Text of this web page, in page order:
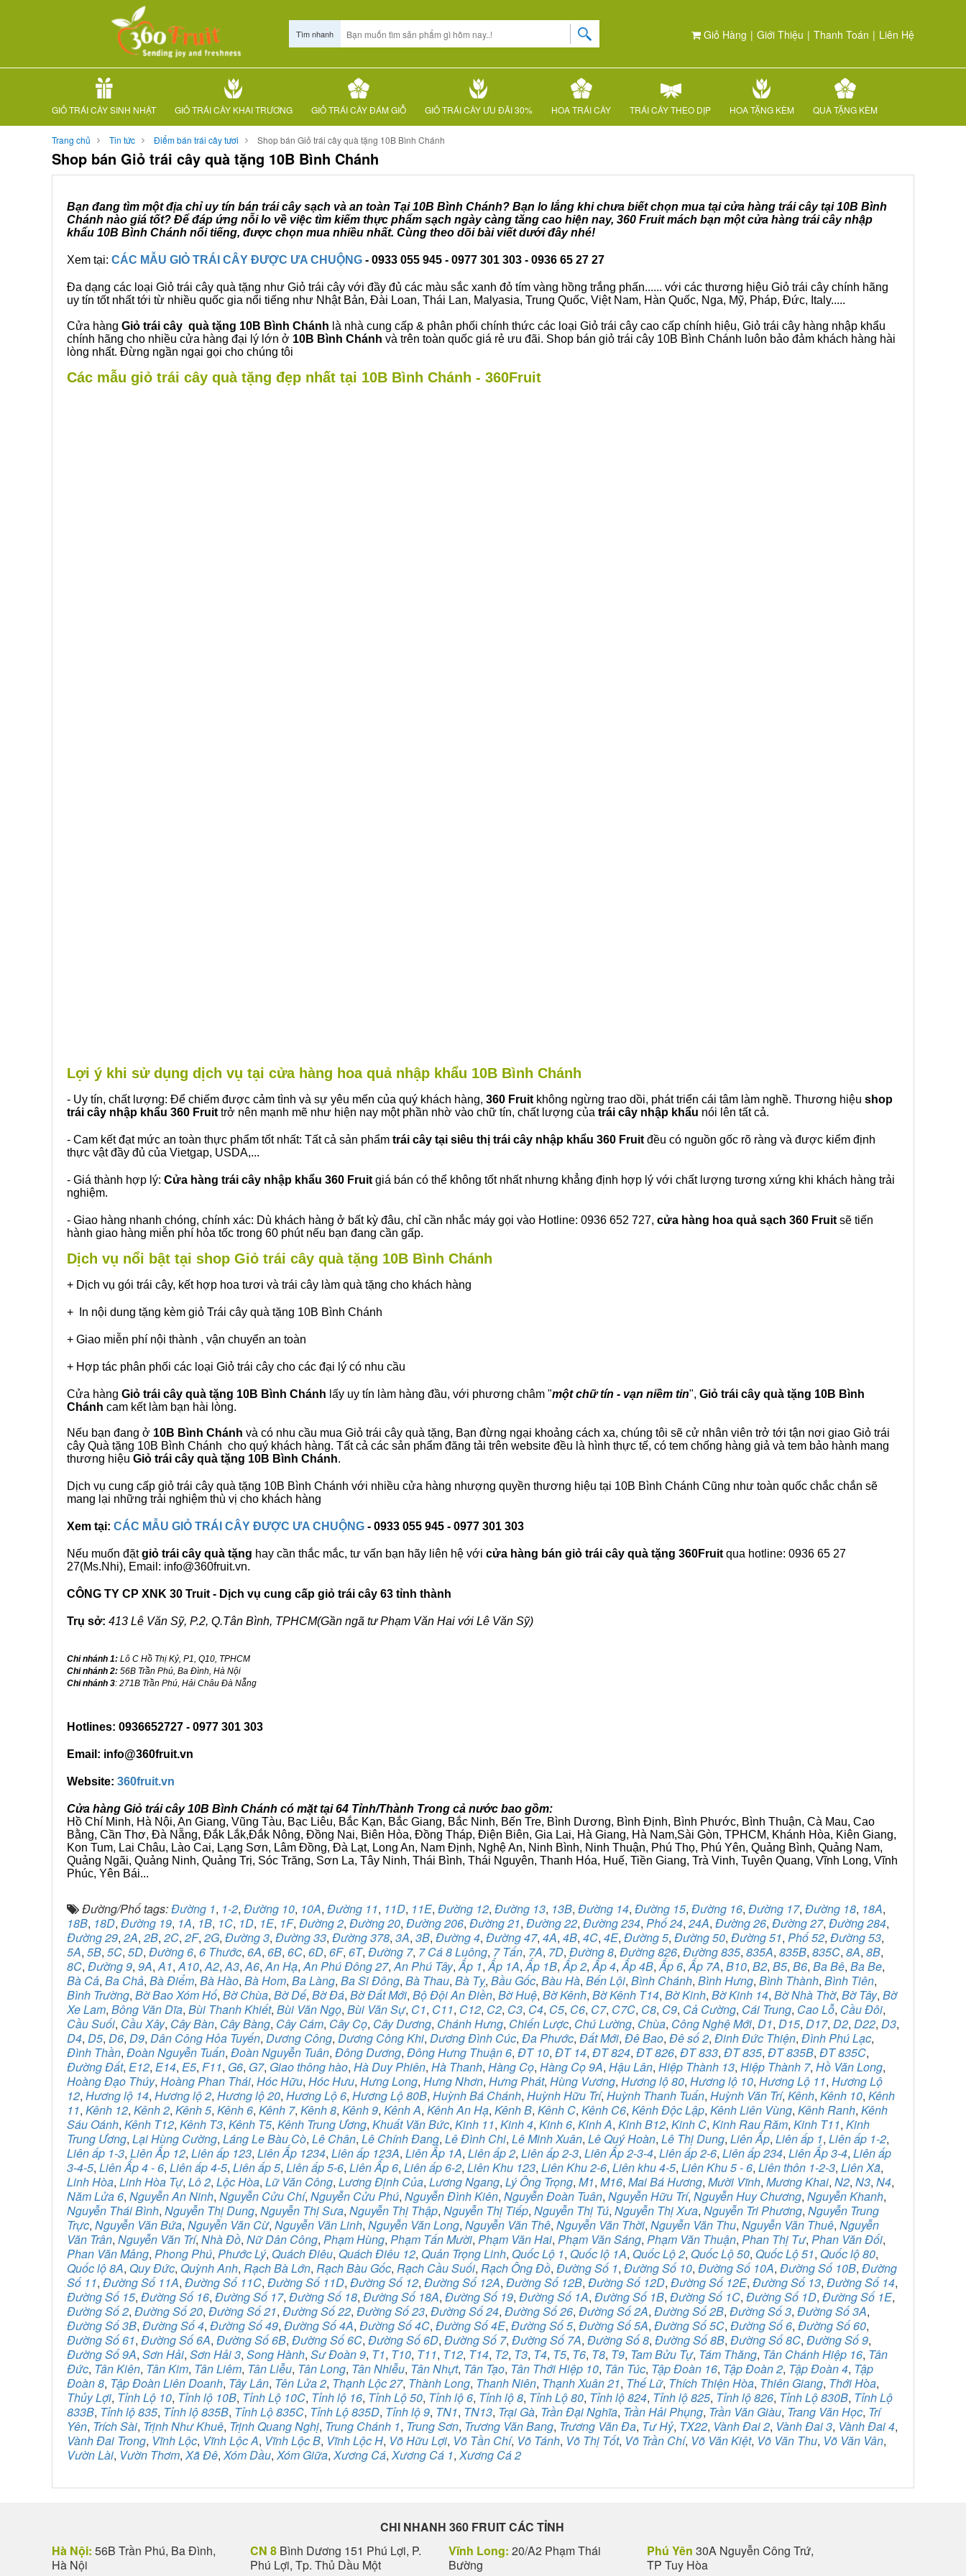
Giỏ Hàng | Giới Thiệu | Thanh Toán | Liên Hệ
Tìm nhanh
GIỎ TRÁI CÂY SINH NHẬT GIỎ TRÁI CÂY KHAI TRƯƠNG GIỎ TRÁI CÂY ĐÁM GIỖ GIỎ TRÁI CÂY ƯU ĐÃI 30% HOA TRÁI CÂY TRÁI CÂY THEO DỊP HOA TẶNG KÈM QUÀ TẶNG KÈM
Trang chủ Tin tức Điểm bán trái cây tươi Shop bán Giỏ trái cây quà tặng 10B Bình Chánh
Shop bán Giỏ trái cây quà tặng 10B Bình Chánh
Bạn đang tìm một địa chỉ uy tín bán trái cây sạch và an toàn Tại 10B Bình Chánh? Bạn lo lắng khi chưa biết chọn mua tại cửa hàng trái cây tại 10B Bình
Chánh nào giá tốt? Để đáp ứng nỗi lo về việc tìm kiếm thực phẩm sạch ngày càng tăng cao hiện nay, 360 Fruit mách bạn một cửa hàng trái cây nhập
khẩu 10B Bình Chánh nổi tiếng, được chọn mua nhiều nhất. Cùng theo dõi bài viết dưới đây nhé!
Xem tại: CÁC MẪU GIỎ TRÁI CÂY ĐƯỢC ƯA CHUỘNG - 0933 055 945 - 0977 301 303 - 0936 65 27 27
Đa dạng các loại Giỏ trái cây quà tặng như Giỏ trái cây với đầy đủ các màu sắc xanh đỏ tím vàng hồng trắng phấn...... với các thương hiệu Giỏ trái cây chính hãng
uy tín tốt nhất tới từ nhiều quốc gia nổi tiếng như Nhật Bản, Đài Loan, Thái Lan, Malyasia, Trung Quốc, Việt Nam, Hàn Quốc, Nga, Mỹ, Pháp, Đức, Italy.....
Cửa hàng Giỏ trái cây quà tặng 10B Bình Chánh là nhà cung cấp & phân phối chính thức các loại Giỏ trái cây cao cấp chính hiệu, Giỏ trái cây hàng nhập khẩu
chính hãng cho nhiều cửa hàng đại lý lớn ở 10B Bình Chánh và trên toàn quốc giá rẻ ưu đãi. Shop bán giỏ trái cây 10B Bình Chánh luôn bảo đảm khách hàng hài
lòng nhất. Đừng ngần ngại gọi cho chúng tôi
Các mẫu giỏ trái cây quà tặng đẹp nhất tại 10B Bình Chánh - 360Fruit
Lợi ý khi sử dụng dịch vụ tại cửa hàng hoa quả nhập khẩu 10B Bình Chánh
- Uy tín, chất lượng: Để chiếm được cảm tình và sự yêu mến của quý khách hàng, 360 Fruit không ngừng trao dồi, phát triển cái tâm làm nghề. Thương hiệu shop
trái cây nhập khẩu 360 Fruit trở nên mạnh mẽ như hiện nay một phần nhờ vào chữ tín, chất lượng của trái cây nhập khẩu nói lên tất cả.
- Cam kết đạt mức an toàn thực phẩm tốt nhất: Tất cả sản phẩm trái cây tại siêu thị trái cây nhập khẩu 360 Fruit đều có nguồn gốc rõ ràng và được kiểm định
thực vật đầy đủ của Vietgap, USDA,...
- Giá thành hợp lý: Cửa hàng trái cây nhập khẩu 360 Fruit giá bán có thể không tốt nhất nhưng khẳng định hợp lý với chất lượng tương xứng khi khách hàng trải
nghiệm.
- Giao hàng nhanh chóng, chính xác: Dù khách hàng ở bất kỳ đâu, chỉ cần nhắc máy gọi vào Hotline: 0936 652 727, cửa hàng hoa quả sạch 360 Fruit sẽ tiến
hành giao hàng miễn phí hỏa tốc trong 60 phút nếu bạn đang cần gấp.
Dịch vụ nổi bật tại shop Giỏ trái cây quà tặng 10B Bình Chánh
+ Dịch vụ gói trái cây, kết hợp hoa tươi và trái cây làm quà tặng cho khách hàng
+ In nội dung tặng kèm giỏ Trái cây quà tặng 10B Bình Chánh
+ Giao miễn phí nội thành , vận chuyển an toàn
+ Hợp tác phân phối các loại Giỏ trái cây cho các đại lý có nhu cầu
Cửa hàng Giỏ trái cây quà tặng 10B Bình Chánh lấy uy tín làm hàng đầu, với phương châm "một chữ tín - vạn niềm tin", Giỏ trái cây quà tặng 10B Bình
Chánh cam kết làm bạn hài lòng.
Nếu bạn đang ở 10B Bình Chánh và có nhu cầu mua Giỏ trái cây quà tặng, Bạn đừng ngại khoảng cách xa, chúng tôi sẽ cử nhân viên trở tới tận nơi giao Giỏ trái
cây Quà tặng 10B Bình Chánh cho quý khách hàng. Tất cả các sản phẩm đăng tải trên website đều là hình thực tế, có tem chống hàng giả và tem bảo hành mang
thương hiệu Giỏ trái cây quà tặng 10B Bình Chánh.
Dịch vụ cung cấp giỏ trái cây quà tặng 10B Bình Chánh với nhiều cửa hàng nhượng quyền thương hiệu tại 10B Bình Chánh Cũng như toàn quốc chắc chắn sẽ
mang lại những trải nghiệm thù vị cho khách hàng
Xem tại: CÁC MẪU GIỎ TRÁI CÂY ĐƯỢC ƯA CHUỘNG - 0933 055 945 - 0977 301 303
Nếu muốn đặtgiỏ trái cây quà tặng hay cần thắc mắc, tư vấn bạn hãy liên hệ với cửa hàng bán giỏ trái cây quà tặng 360Fruit qua hotline: 0936 65 27
27(Ms.Nhi), Email: info@360fruit.vn.
CÔNG TY CP XNK 30 Truit - Dịch vụ cung cấp giỏ trái cây 63 tỉnh thành
Trụ sở: 413 Lê Văn Sỹ, P.2, Q.Tân Bình, TPHCM(Gần ngã tư Phạm Văn Hai với Lê Văn Sỹ)
Chi nhánh 1: Lô C Hồ Thị Kỷ, P1, Q10, TPHCM
Chi nhánh 2: 56B Trần Phú, Ba Đình, Hà Nội
Chi nhánh 3: 271B Trần Phú, Hải Châu Đà Nẵng
Hotlines: 0936652727 - 0977 301 303
Email: info@360fruit.vn
Website: 360fruit.vn
Cửa hàng Giỏ trái cây 10B Bình Chánh có mặt tại 64 Tỉnh/Thành Trong cả nước bao gồm:
Hồ Chí Minh, Hà Nội, An Giang, Vũng Tàu, Bạc Liêu, Bắc Kạn, Bắc Giang, Bắc Ninh, Bến Tre, Bình Dương, Bình Định, Bình Phước, Bình Thuận, Cà Mau, Cao
Bằng, Cần Thơ, Đà Nẵng, Đắk Lắk,Đắk Nông, Đồng Nai, Biên Hòa, Đồng Tháp, Điện Biên, Gia Lai, Hà Giang, Hà Nam,Sài Gòn, TPHCM, Khánh Hòa, Kiên Giang,
Kon Tum, Lai Châu, Lào Cai, Lạng Sơn, Lâm Đồng, Đà Lạt, Long An, Nam Định, Nghệ An, Ninh Bình, Ninh Thuận, Phú Thọ, Phú Yên, Quảng Bình, Quảng Nam,
Quảng Ngãi, Quảng Ninh, Quảng Trị, Sóc Trăng, Sơn La, Tây Ninh, Thái Bình, Thái Nguyên, Thanh Hóa, Huế, Tiền Giang, Trà Vinh, Tuyên Quang, Vĩnh Long, Vĩnh
Phúc, Yên Bái...
Đường/Phố tags:Đường 1, 1-2, Đường 10, 10A, Đường 11, 11D, 11E, Đường 12, Đường 13, 13B, Đường 14, Đường 15, Đường 16, Đường 17, Đường 18, 18A,
18B, 18D, Đường 19, 1A, 1B, 1C, 1D, 1E, 1F, Đường 2, Đường 20, Đường 206, Đường 21, Đường 22, Đường 234, Phố 24, 24A, Đường 26, Đường 27, Đường 284,
Đường 29, 2A, 2B, 2C, 2F, 2G, Đường 3, Đường 33, Đường 378, 3A, 3B, Đường 4, Đường 47, 4A, 4B, 4C, 4E, Đường 5, Đường 50, Đường 51, Phố 52, Đường 53,
5A, 5B, 5C, 5D, Đường 6, 6 Thước, 6A, 6B, 6C, 6D, 6F, 6T, Đường 7, 7 Cá 8 Luông, 7 Tấn, 7A, 7D, Đường 8, Đường 826, Đường 835, 835A, 835B, 835C, 8A, 8B,
8C, Đường 9, 9A,A1,A10,A2,A3,A6,An Hạ,An Phú Đông 27,An Phú Tây,Ấp 1,Ấp 1A,Ấp 1B,Ấp 2,Ấp 4,Ấp 4B,Ấp 6,Ấp 7A, B10, B2, B5, B6, Ba Bê, Ba Be,
Bà Cả, Ba Chả, Bà Điểm, Bà Hào, Bà Hom, Ba Làng, Ba Si Đông, Bà Thau, Bà Tỵ, Bầu Gốc, Bàu Hà, Bến Lội, Bình Chánh, Bình Hưng, Bình Thành, Bình Tiên,
Bình Trường, Bờ Bao Xóm Hố, Bờ Chùa, Bờ Dế, Bờ Đá, Bờ Đất Mới, Bộ Đội An Điền, Bờ Huệ, Bờ Kênh, Bờ Kênh T14, Bờ Kinh, Bờ Kinh 14, Bờ Nhà Thờ, Bờ Tây, Bờ
Xe Lam, Bông Văn Dĩa, Bùi Thanh Khiết, Bùi Văn Ngọ, Bùi Văn Sự, C1, C11, C12, C2, C3, C4, C5, C6, C7, C7C, C8, C9, Cả Cường, Cái Trung, Cao Lỗ, Cầu Đôi,
Cầu Suối, Cầu Xây, Cây Bàn, Cây Bàng, Cây Cám, Cây Cọ, Cây Dương, Chánh Hưng, Chiến Lược, Chú Lường, Chùa, Công Nghệ Mới, D1, D15, D17, D2, D22, D3,
D4, D5, D6, D9, Dân Công Hỏa Tuyến, Dương Công, Dương Công Khi, Dương Đình Cúc, Đa Phước, Đất Mới, Đê Bao, Đê số 2, Đinh Đức Thiện, Đình Phú Lạc,
Đình Thần, Đoàn Nguyễn Tuấn, Đoàn Nguyễn Tuân, Đông Dương, Đông Hưng Thuận 6, ĐT 10, ĐT 14, ĐT 824, ĐT 826, ĐT 833, ĐT 835, ĐT 835B, ĐT 835C,
Đường Đất, E12, E14, E5, F11, G6, G7, Giao thông hào, Hà Duy Phiên, Hà Thanh, Hàng Cọ, Hàng Cọ 9A, Hậu Lân, Hiệp Thành 13, Hiệp Thành 7, Hồ Văn Long,
Hoàng Đạo Thúy, Hoàng Phan Thái, Hóc Hữu, Hóc Hưu, Hưng Long, Hưng Nhơn, Hưng Phát, Hùng Vương, Hương lộ 80, Hương lộ 10, Hương Lộ 11, Hương Lộ
12, Hương lộ 14, Hương lộ 2, Hương lộ 20, Hương Lộ 6, Hương Lộ 80B, Huỳnh Bá Chánh, Huỳnh Hữu Trí, Huỳnh Thanh Tuấn, Huỳnh Văn Trí, Kênh, Kênh 10, Kênh
11, Kênh 12, Kênh 2, Kênh 5, Kênh 6, Kênh 7, Kênh 8, Kênh 9, Kênh A, Kênh An Hạ, Kênh B, Kênh C, Kênh C6, Kênh Độc Lập, Kênh Liên Vùng, Kênh Ranh, Kênh
Sáu Oánh, Kênh T12, Kênh T3, Kênh T5, Kênh Trung Ương, Khuất Văn Bức, Kinh 11, Kinh 4, Kinh 6, Kinh A, Kinh B12, Kinh C, Kinh Rau Răm, Kinh T11, Kinh
Trung Ương, Lại Hùng Cường, Láng Le Bàu Cò, Lê Chân, Lê Chính Đang, Lê Đình Chi, Lê Minh Xuân, Lê Quý Hoàn, Lê Thị Dung, Liên Ấp, Liên ấp 1, Liên ấp 1-2,
Liên ấp 1-3, Liên Ấp 12, Liên ấp 123, Liên Ấp 1234, Liên ấp 123A, Liên Ấp 1A, Liên ấp 2, Liên ấp 2-3, Liên Ấp 2-3-4, Liên ấp 2-6, Liên ấp 234, Liên Ấp 3-4, Liên ấp
3-4-5, Liên Ấp 4 - 6, Liên ấp 4-5, Liên ấp 5, Liên ấp 5-6, Liên Ấp 6, Liên ấp 6-2, Liên Khu 123, Liên Khu 2-6, Liên khu 4-5, Liên Khu 5 - 6, Liên thôn 1-2-3, Liên Xã,
Linh Hòa, Linh Hòa Tự, Lô 2, Lộc Hòa, Lữ Văn Công, Lương Định Của, Lương Ngang, Lý Ông Trọng, M1, M16, Mai Bá Hương, Mười Vĩnh, Mương Khai, N2, N3, N4,
Năm Lửa 6, Nguyễn An Ninh, Nguyễn Cửu Chí, Nguyễn Cửu Phú, Nguyễn Đình Kiên, Nguyễn Đoàn Tuân, Nguyễn Hữu Trí, Nguyễn Huy Chương, Nguyễn Khanh,
Nguyễn Thái Bình, Nguyễn Thị Dung, Nguyễn Thị Sưa, Nguyễn Thị Thập, Nguyễn Thị Tiếp, Nguyễn Thị Tú, Nguyễn Thị Xưa, Nguyễn Tri Phương, Nguyễn Trung
Trực, Nguyễn Văn Bứa, Nguyễn Văn Cừ, Nguyễn Văn Linh, Nguyễn Văn Long, Nguyễn Văn Thê, Nguyễn Văn Thời, Nguyễn Văn Thu, Nguyễn Văn Thuê, Nguyễn
Văn Trân, Nguyễn Văn Trí, Nhà Đồ, Nữ Dân Công, Phạm Hùng, Phạm Tấn Mười, Phạm Văn Hai, Phạm Văn Sáng, Phạm Văn Thuận, Phan Thị Tư, Phan Văn Đối,
Phan Văn Mảng, Phong Phú, Phước Lý, Quách Điêu, Quách Điêu 12, Quản Trọng Linh, Quốc Lộ 1, Quốc lộ 1A, Quốc Lộ 2, Quốc Lộ 50, Quốc Lộ 51, Quốc lộ 80,
Quốc lộ 8A, Quy Đức, Quỳnh Anh, Rạch Bà Lớn, Rạch Bàu Gốc, Rạch Cầu Suối, Rạch Ông Đồ, Đường Số 1, Đường Số 10, Đường Số 10A, Đường Số 10B, Đường
Số 11, Đường Số 11A, Đường Số 11C, Đường Số 11D, Đường Số 12, Đường Số 12A, Đường Số 12B, Đường Số 12D, Đường Số 12E, Đường Số 13, Đường Số 14,
Đường Số 15, Đường Số 16, Đường Số 17, Đường Số 18, Đường Số 18A, Đường Số 19, Đường Số 1A, Đường Số 1B, Đường Số 1C, Đường Số 1D, Đường Số 1E,
Đường Số 2, Đường Số 20, Đường Số 21, Đường Số 22, Đường Số 23, Đường Số 24, Đường Số 26, Đường Số 2A, Đường Số 2B, Đường Số 3, Đường Số 3A,
Đường Số 3B, Đường Số 4, Đường Số 49, Đường Số 4A, Đường Số 4C, Đường Số 4E, Đường Số 5, Đường Số 5A, Đường Số 5C, Đường Số 6, Đường Số 60,
Đường Số 61, Đường Số 6A, Đường Số 6B, Đường Số 6C, Đường Số 6D, Đường Số 7, Đường Số 7A, Đường Số 8, Đường Số 8B, Đường Số 8C, Đường Số 9,
Đường Số 9A, Sơn Hải, Sơn Hải 3, Song Hành, Sư Đoàn 9, T1, T10, T11, T12, T14, T2, T3, T4, T5, T6, T8, T9, Tam Bửu Tự, Tám Thăng, Tân Chánh Hiệp 16, Tân
Đức, Tân Kiên, Tân Kim, Tân Liêm, Tân Liễu, Tân Long, Tân Nhiễu, Tân Nhựt, Tân Tạo, Tân Thới Hiệp 10, Tân Túc, Tập Đoàn 16, Tập Đoàn 2, Tập Đoàn 4, Tập
Đoàn 8, Tập Đoàn Liên Doanh, Tây Lân, Tên Lửa 2, Thạnh Lộc 27, Thành Long, Thanh Niên, Thạnh Xuân 21, Thế Lữ, Thích Thiện Hòa, Thiên Giang, Thới Hòa,
Thủy Lợi, Tỉnh Lộ 10, Tỉnh lộ 10B, Tỉnh Lộ 10C, Tỉnh lộ 16, Tỉnh Lộ 50, Tỉnh lộ 6, Tỉnh lộ 8, Tỉnh Lộ 80, Tỉnh lộ 824, Tỉnh lộ 825, Tỉnh lộ 826, Tỉnh Lộ 830B, Tỉnh Lộ
833B, Tỉnh lộ 835, Tỉnh lộ 835B, Tỉnh Lộ 835C, Tỉnh Lộ 835D, Tỉnh lộ 9, TN1, TN13, Trại Gà, Trần Đại Nghĩa, Trần Hải Phụng, Trần Văn Giàu, Trang Văn Học, Trí
Yên, Trích Sài, Trịnh Như Khuê, Trịnh Quang Nghị, Trung Chánh 1, Trung Sơn, Trương Văn Bang, Trương Văn Đa, Tư Hỷ, TX22, Vành Đai 2, Vành Đai 3, Vành Đai 4,
Vành Đai Trong, Vĩnh Lộc, Vĩnh Lộc A, Vĩnh Lộc B, Vĩnh Lộc H, Võ Hữu Lợi, Võ Tần Chí, Võ Tánh, Võ Thị Tốt, Võ Trần Chí, Võ Văn Kiệt, Võ Văn Thu, Võ Văn Vân,
Vườn Lài, Vườn Thơm,Xã Đê,Xóm Dầu,Xóm Giữa,Xương Cá,Xương Cá 1,Xương Cá 2
CHI NHANH 360 FRUIT CÁC TỈNH
Hà Nội: 56B Trần Phú, Ba Đình,
Hà Nội
CN 8 Bình Dương 151 Phú Lợi, P.
Phú Lợi, Tp. Thủ Dầu Một
Vĩnh Long: 20/A2 Phạm Thái
Bường
Phú Yên 30A Nguyễn Công Trứ,
TP Tuy Hòa